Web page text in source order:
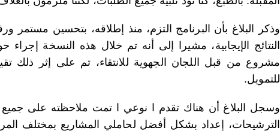
وذكر البلاغ بأن البرنامج التزم، منذ إطلاقه، بتحسين مستمر
للتمويل.
وسجل البلاغ أن هناك تقدم ا نوعي ا تمت ملاحظته على
الترشيحات، إعداد بشكل أفضل لحاملي المشاريع بمختلف